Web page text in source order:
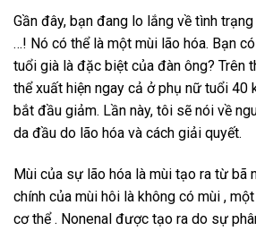
Gần đây, bạn đang lo lắng về tình
…! Nó có thể là một mùi lão hóa. Bạn
tuổi già là đặc biệt của đàn ông? Trên
thể xuất hiện ngay cả ở phụ nữ tuổi 40
bắt đầu giảm. Lần này, tôi sẽ nói về
da đầu do lão hóa và cách giải quyết.
Mùi của sự lão hóa là mùi tạo ra từ bã
chính của mùi hôi là không có mùi ,
cơ thể . Nonenal được tạo ra do sự